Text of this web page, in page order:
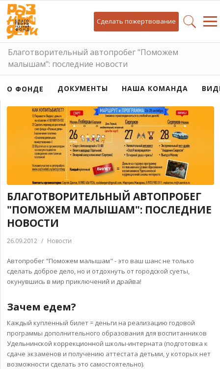
Сделать пожертвование
Благотворительный автопробег "Поможем
малышам": последние новости
О ФОНДЕ ДОКУМЕНТЫ НАША КОМАНДА
БЛАГОТВОРИТЕЛЬНЫЙ АВТОПРОБЕГ
"ПОМОЖЕМ МАЛЫШАМ": ПОСЛЕДНИЕ
НОВОСТИ
26.09.2012 / Новости
Автопробег "Поможем малышам" - это ваш шанс не только
сделать доброе дело, но и отдохнуть от городской суеты,
окунувшись в мир приключений и драйва!
Зачем едем?
Каждый купленный билет = деньги на реализацию годовой
программы дополнительного образования для воспитанников
Удельнинской коррекционной школы-интерната (подготовка к
сдаче экзаменов и получению аттестата детьми, у которых нет
возможности сделать это самостоятельно).